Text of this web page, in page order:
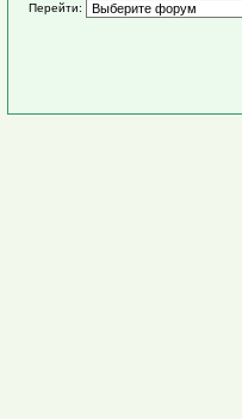
Перейти: